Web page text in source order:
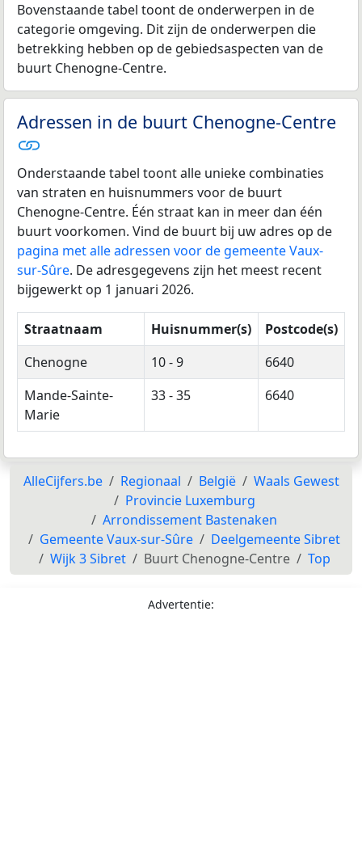
Bovenstaande tabel toont de onderwerpen in de
categorie omgeving. Dit zijn de onderwerpen die
betrekking hebben op de gebiedsaspecten van de
buurt Chenogne-Centre.
Adressen in de buurt Chenogne-Centre
Onderstaande tabel toont alle unieke combinaties
van straten en huisnummers voor de buurt
Chenogne-Centre. Één straat kan in meer dan één
buurt voorkomen. Vind de buurt bij uw adres op de
pagina met alle adressen voor de gemeente Vaux-
sur-Sûre. De adresgegevens zijn het meest recent
bijgewerkt op 1 januari 2026.
Straatnaam Huisnummer(s)
Postcode(s)
Chenogne
10 - 9
6640
Mande-Sainte-
Marie
33 - 35 6640
AlleCijfers.be Regionaal België
Waals Gewest
Provincie Luxemburg
Arrondissement Bastenaken
Gemeente Vaux-sur-Sûre
Deelgemeente Sibret
Wijk 3 Sibret
Buurt Chenogne-Centre Top
Advertentie: